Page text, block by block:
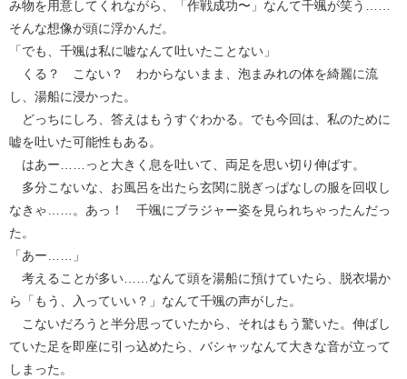
み物を用意してくれながら、「作戦成功〜」なんて千颯が笑う……
そんな想像が頭に浮かんだ。
「でも、千颯は私に嘘なんて吐いたことない」
くる？ こない？ わからないまま、泡まみれの体を綺麗に流
し、湯船に浸かった。
どっちにしろ、答えはもうすぐわかる。でも今回は、私のために
嘘を吐いた可能性もある。
はあー……っと大きく息を吐いて、両足を思い切り伸ばす。
多分こないな、お風呂を出たら玄関に脱ぎっぱなしの服を回収し
なきゃ……。あっ！ 千颯にブラジャー姿を見られちゃったんだっ
た。
「あー……」
考えることが多い……なんて頭を湯船に預けていたら、脱衣場か
ら「もう、入っていい？」なんて千颯の声がした。
こないだろうと半分思っていたから、それはもう驚いた。伸ばし
ていた足を即座に引っ込めたら、バシャッなんて大きな音が立って
しまった。